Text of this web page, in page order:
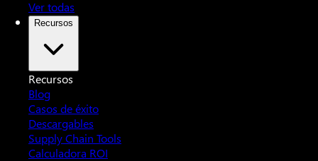
Ver todas
Recursos
Recursos
Blog
Casos de éxito
Descargables
Supply Chain Tools
Calculadora ROI